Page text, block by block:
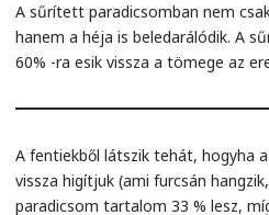
A sűrített paradicsomban nem
hanem a héja is beledarálódik. A
60% -ra esik vissza a tömege az
A fentiekből látszik tehát, hogyha
vissza higítjuk (ami furcsán
paradicsom tartalom 33 % lesz,